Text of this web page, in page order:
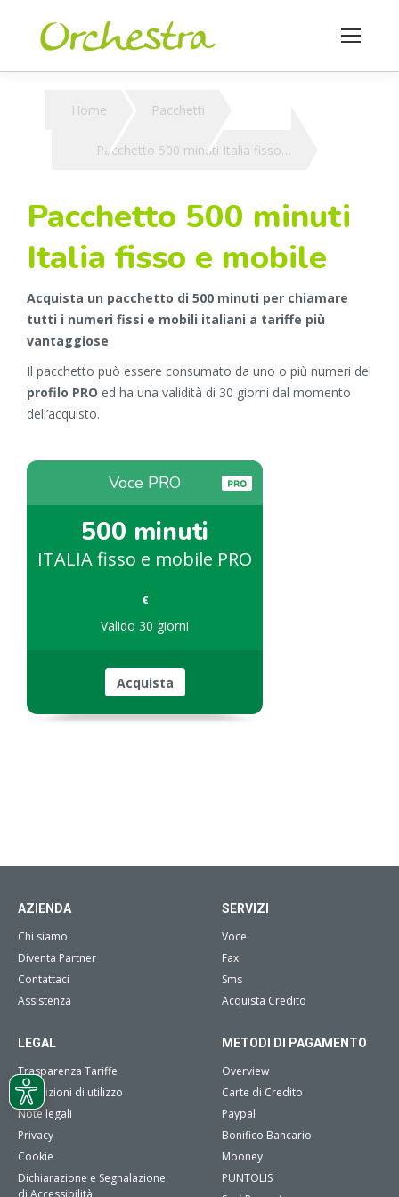
Home Pacchetti
Pacchetto 500 minuti Italia fisso…
Pacchetto 500 minuti
Italia fisso e mobile
Acquista un pacchetto di 500 minuti per chiamare
tutti i numeri fissi e mobili italiani a tariffe più
vantaggiose
Il pacchetto può essere consumato da uno o più numeri del
profilo PRO ed ha una validità di 30 giorni dal momento
dell’acquisto.
Voce PRO
500 minuti
ITALIA fisso e mobile PRO
€
Valido 30 giorni
Acquista
AZIENDA
Chi siamo
Diventa Partner
Contattaci
Assistenza
SERVIZI
Voce
Fax
Sms
Acquista Credito
LEGAL
Trasparenza Tariffe
Condizioni di utilizzo
Note legali
Privacy
Cookie
Dichiarazione e Segnalazione
di Accessibilità
METODI DI PAGAMENTO
Overview
Carte di Credito
Paypal
Bonifico Bancario
Mooney
PUNTOLIS